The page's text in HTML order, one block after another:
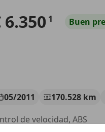
6.350 1 Buen
05/2011 170.528 km
de velocidad, ABS